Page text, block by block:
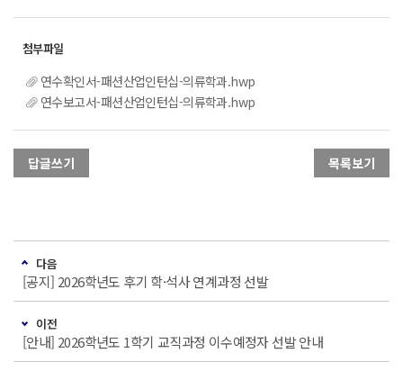
연수확인서-패션산업인턴십-의류학과.hwp
연수보고서-패션산업인턴십-의류학과.hwp
답글쓰기 목록보기
다음
[공지] 2026학년도 후기 학·석사 연계과정 선발
이전
[안내] 2026학년도 1학기 교직과정 이수예정자 선발 안내